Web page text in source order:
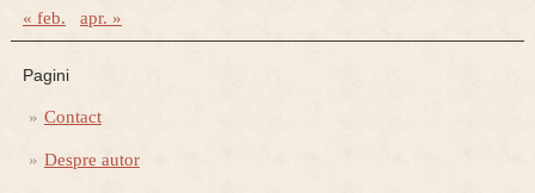
« feb. apr. »
Pagini
Contact
Despre autor